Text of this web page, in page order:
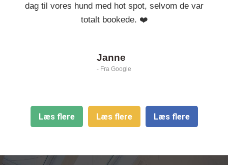
dag til vores hund med hot spot, selvom de var
totalt bookede. ❤️
Janne
- Fra Google
Læs flere Læs flere Læs flere